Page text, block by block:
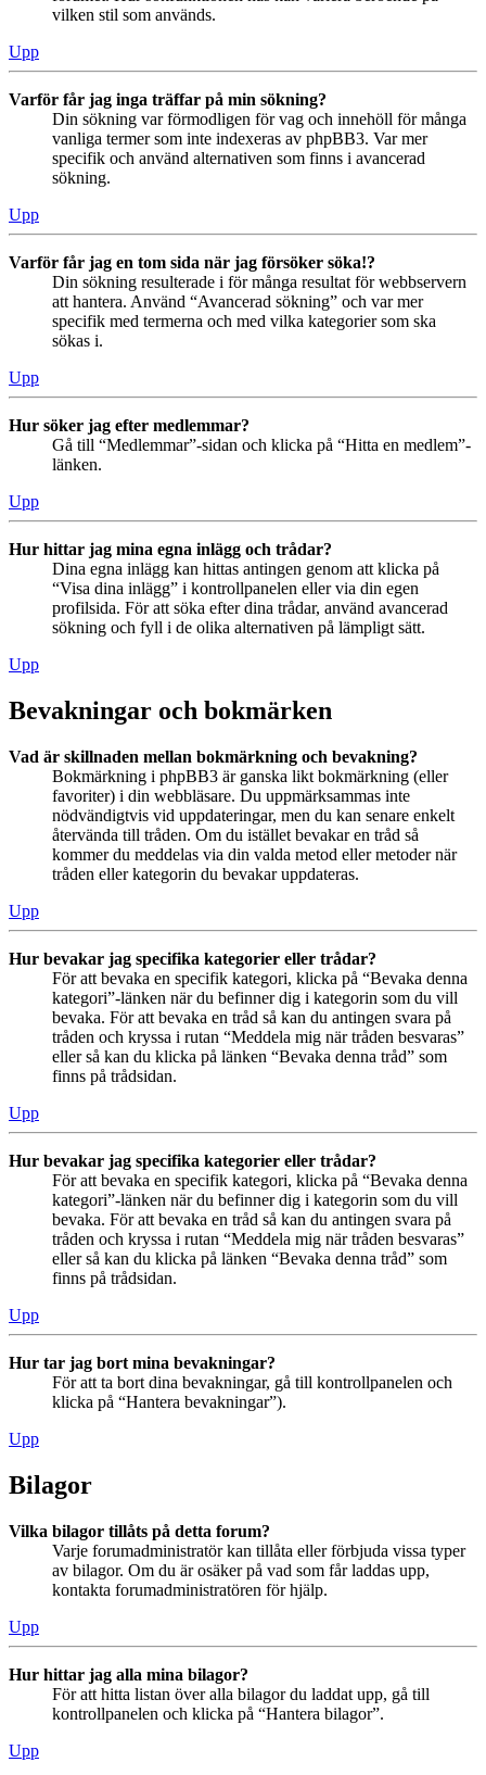
vilken stil som används.
Upp
Varför får jag inga träffar på min sökning?
Din sökning var förmodligen för vag och innehöll för många
vanliga termer som inte indexeras av phpBB3. Var mer
specifik och använd alternativen som finns i avancerad
sökning.
Upp
Varför får jag en tom sida när jag försöker söka!?
Din sökning resulterade i för många resultat för webbservern
att hantera. Använd “Avancerad sökning” och var mer
specifik med termerna och med vilka kategorier som ska
sökas i.
Upp
Hur söker jag efter medlemmar?
Gå till “Medlemmar”-sidan och klicka på “Hitta en medlem”-
länken.
Upp
Hur hittar jag mina egna inlägg och trådar?
Dina egna inlägg kan hittas antingen genom att klicka på
“Visa dina inlägg” i kontrollpanelen eller via din egen
profilsida. För att söka efter dina trådar, använd avancerad
sökning och fyll i de olika alternativen på lämpligt sätt.
Upp
Bevakningar och bokmärken
Vad är skillnaden mellan bokmärkning och bevakning?
Bokmärkning i phpBB3 är ganska likt bokmärkning (eller
favoriter) i din webbläsare. Du uppmärksammas inte
nödvändigtvis vid uppdateringar, men du kan senare enkelt
återvända till tråden. Om du istället bevakar en tråd så
kommer du meddelas via din valda metod eller metoder när
tråden eller kategorin du bevakar uppdateras.
Upp
Hur bevakar jag specifika kategorier eller trådar?
För att bevaka en specifik kategori, klicka på “Bevaka denna
kategori”-länken när du befinner dig i kategorin som du vill
bevaka. För att bevaka en tråd så kan du antingen svara på
tråden och kryssa i rutan “Meddela mig när tråden besvaras”
eller så kan du klicka på länken “Bevaka denna tråd” som
finns på trådsidan.
Upp
Hur bevakar jag specifika kategorier eller trådar?
För att bevaka en specifik kategori, klicka på “Bevaka denna
kategori”-länken när du befinner dig i kategorin som du vill
bevaka. För att bevaka en tråd så kan du antingen svara på
tråden och kryssa i rutan “Meddela mig när tråden besvaras”
eller så kan du klicka på länken “Bevaka denna tråd” som
finns på trådsidan.
Upp
Hur tar jag bort mina bevakningar?
För att ta bort dina bevakningar, gå till kontrollpanelen och
klicka på “Hantera bevakningar”).
Upp
Bilagor
Vilka bilagor tillåts på detta forum?
Varje forumadministratör kan tillåta eller förbjuda vissa typer
av bilagor. Om du är osäker på vad som får laddas upp,
kontakta forumadministratören för hjälp.
Upp
Hur hittar jag alla mina bilagor?
För att hitta listan över alla bilagor du laddat upp, gå till
kontrollpanelen och klicka på “Hantera bilagor”.
Upp